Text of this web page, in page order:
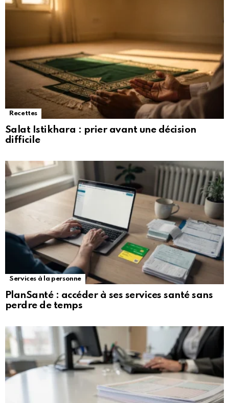
Recettes
Salat Istikhara : prier avant une décision
difficile
Services à la personne
PlanSanté : accéder à ses services santé sans
perdre de temps